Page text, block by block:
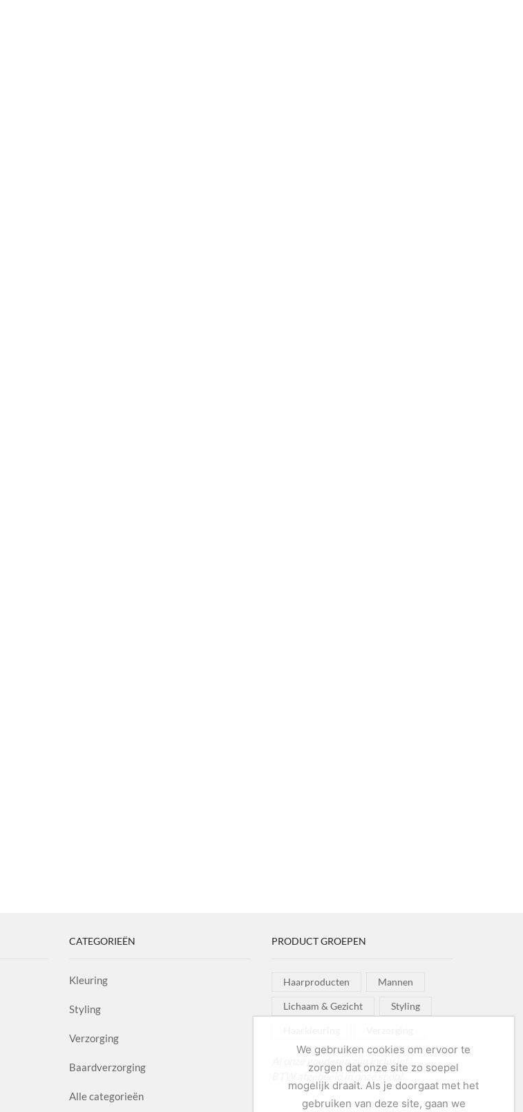
CATEGORIEËN
Kleuring
Styling
Verzorging
Baardverzorging
Alle categorieën
PRODUCT GROEPEN
Haarproducten Mannen
Lichaam & Gezicht Styling
Al onze goederen zijn inclusief
BTW afgebeeld in onze shop!
We gebruiken cookies om ervoor te
zorgen dat onze site zo soepel
mogelijk draait. Als je doorgaat met het
gebruiken van deze site, gaan we